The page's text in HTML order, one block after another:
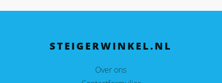
STEIGERWINKEL.NL
Over ons